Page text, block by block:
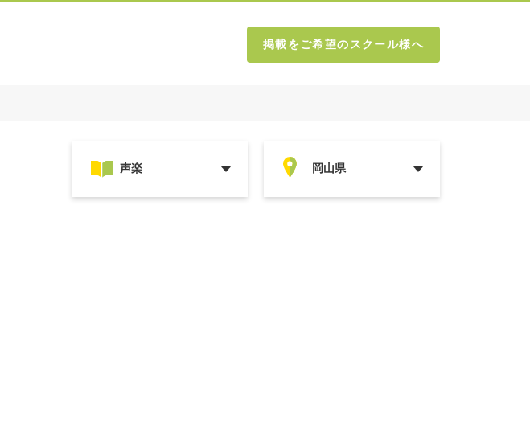
掲載をご希望のスクール様へ